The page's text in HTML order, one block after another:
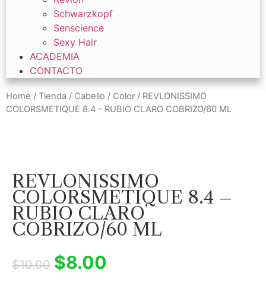
Schwarzkopf
Senscience
Sexy Hair
ACADEMIA
CONTACTO
Home / Tienda / Cabello / Color / REVLONISSIMO
COLORSMETIQUE 8.4 – RUBIO CLARO COBRIZO/60 ML
REVLONISSIMO
COLORSMETIQUE 8.4 –
RUBIO CLARO
COBRIZO/60 ML
$10.00 $8.00